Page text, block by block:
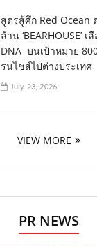
สูตรสู้ศึก Red Ocean
ล้าน ‘BEARHOUSE’
DNA บนเป้าหมาย
รนไชส์ไปต่างประเทศ
July 23, 2026
VIEW MORE
PR NEWS